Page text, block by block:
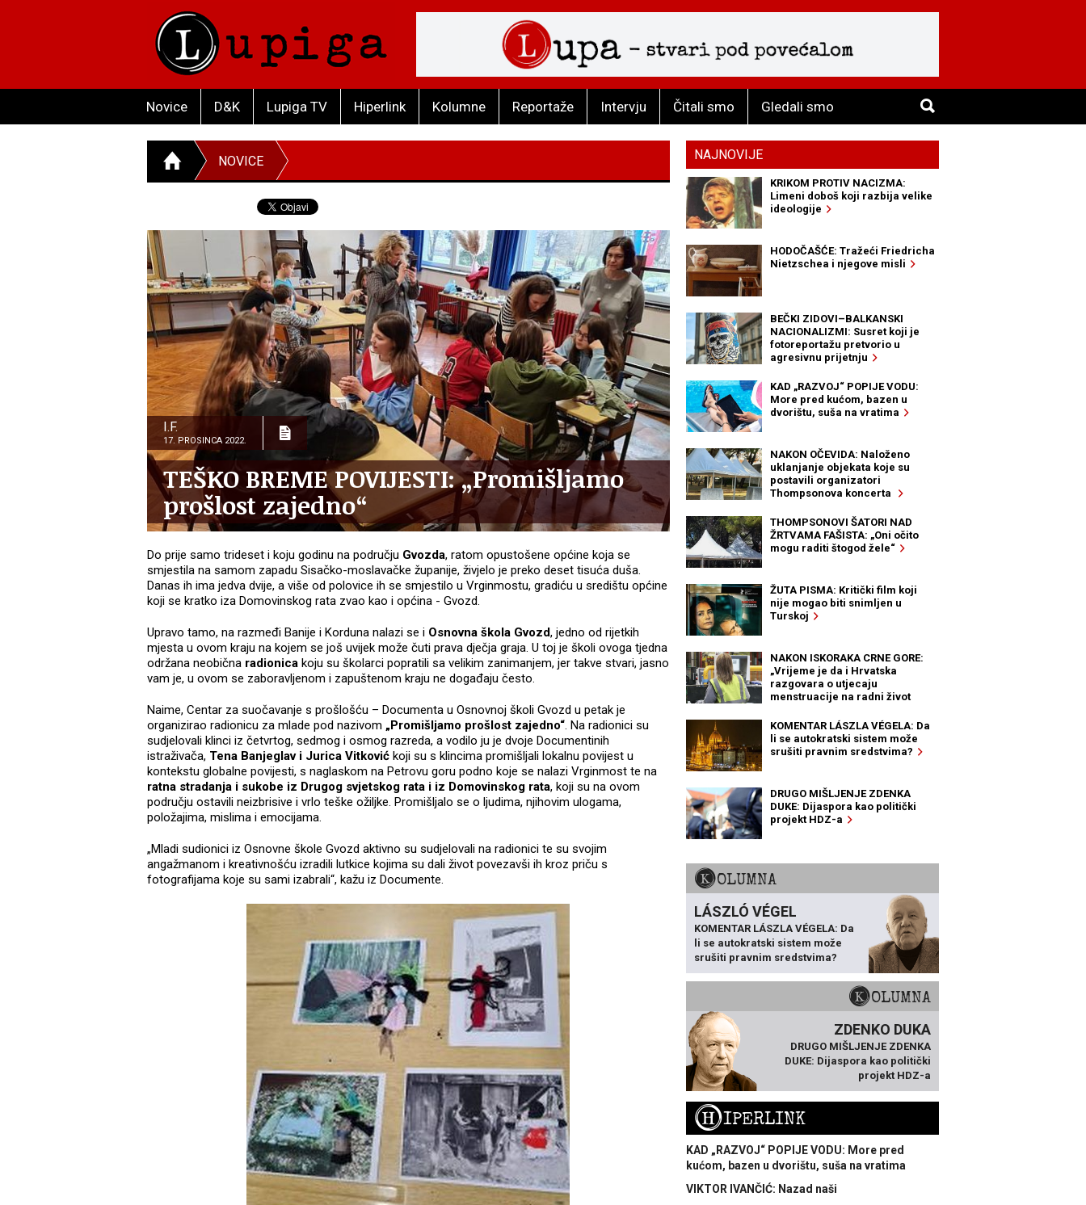
Novice D&K Lupiga TV Hiperlink Kolumne Reportaže Intervju Čitali smo Gledali smo
NOVICE
I.F.
17. PROSINCA 2022.
TEŠKO BREME POVIJESTI: „Promišljamo
prošlost zajedno“
Do prije samo trideset i koju godinu na području Gvozda, ratom opustošene općine koja se
smjestila na samom zapadu Sisačko-moslavačke županije, živjelo je preko deset tisuća duša.
Danas ih ima jedva dvije, a više od polovice ih se smjestilo u Vrginmostu, gradiću u središtu općine
koji se kratko iza Domovinskog rata zvao kao i općina - Gvozd.
Upravo tamo, na razmeđi Banije i Korduna nalazi se i Osnovna škola Gvozd, jedno od rijetkih
mjesta u ovom kraju na kojem se još uvijek može čuti prava dječja graja. U toj je školi ovoga tjedna
održana neobična radionica koju su školarci popratili sa velikim zanimanjem, jer takve stvari, jasno
vam je, u ovom se zaboravljenom i zapuštenom kraju ne događaju često.
Naime, Centar za suočavanje s prošlošću – Documenta u Osnovnoj školi Gvozd u petak je
organizirao radionicu za mlade pod nazivom „Promišljamo prošlost zajedno“. Na radionici su
sudjelovali klinci iz četvrtog, sedmog i osmog razreda, a vodilo ju je dvoje Documentinih
istraživača, Tena Banjeglav i Jurica Vitković koji su s klincima promišljali lokalnu povijest u
kontekstu globalne povijesti, s naglaskom na Petrovu goru podno koje se nalazi Vrginmost te na
ratna stradanja i sukobe iz Drugog svjetskog rata i iz Domovinskog rata, koji su na ovom
području ostavili neizbrisive i vrlo teške ožiljke. Promišljalo se o ljudima, njihovim ulogama,
položajima, mislima i emocijama.
„Mladi sudionici iz Osnovne škole Gvozd aktivno su sudjelovali na radionici te su svojim
angažmanom i kreativnošću izradili lutkice kojima su dali život povezavši ih kroz priču s
fotografijama koje su sami izabrali“, kažu iz Documente.
NAJNOVIJE
KRIKOM PROTIV NACIZMA:
Limeni doboš koji razbija velike
ideologije
HODOČAŠĆE: Tražeći Friedricha
Nietzschea i njegove misli
BEČKI ZIDOVI–BALKANSKI
NACIONALIZMI: Susret koji je
fotoreportažu pretvorio u
agresivnu prijetnju
KAD „RAZVOJ“ POPIJE VODU:
More pred kućom, bazen u
dvorištu, suša na vratima
NAKON OČEVIDA: Naloženo
uklanjanje objekata koje su
postavili organizatori
Thompsonova koncerta
THOMPSONOVI ŠATORI NAD
ŽRTVAMA FAŠISTA: „Oni očito
mogu raditi štogod žele“
ŽUTA PISMA: Kritički film koji
nije mogao biti snimljen u
Turskoj
NAKON ISKORAKA CRNE GORE:
„Vrijeme je da i Hrvatska
razgovara o utjecaju
menstruacije na radni život
KOMENTAR LÁSZLA VÉGELA: Da
li se autokratski sistem može
srušiti pravnim sredstvima?
DRUGO MIŠLJENJE ZDENKA
DUKE: Dijaspora kao politički
projekt HDZ-a
KOLUMNA
LÁSZLÓ VÉGEL
KOMENTAR LÁSZLA VÉGELA: Da
li se autokratski sistem može
srušiti pravnim sredstvima?
KOLUMNA
ZDENKO DUKA
DRUGO MIŠLJENJE ZDENKA
DUKE: Dijaspora kao politički
projekt HDZ-a
HIPERLINK
KAD „RAZVOJ“ POPIJE VODU: More pred
kućom, bazen u dvorištu, suša na vratima
VIKTOR IVANČIĆ: Nazad naši